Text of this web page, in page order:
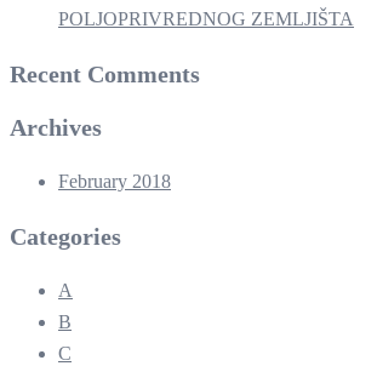
POLJOPRIVREDNOG ZEMLJIŠTA
Recent Comments
Archives
February 2018
Categories
A
B
C